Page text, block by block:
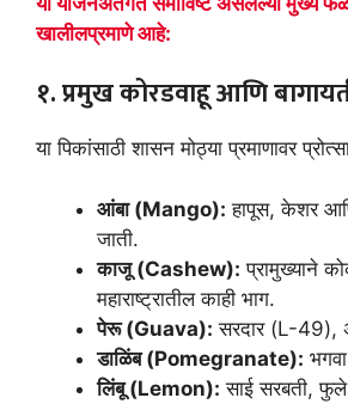
खालीलप्रमाणे आहे:
१. प्रमुख कोरडवाहू आणि
या पिकांसाठी शासन मोठ्या प्रमाणावर
आंबा (Mango): हापूस, केशर
जाती.
काजू (Cashew): प्रामुख्याने
महाराष्ट्रातील काही भाग.
पेरू (Guava): सरदार (L-49),
डाळिंब (Pomegranate):
लिंबू (Lemon): साई सरबती,